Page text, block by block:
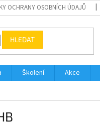
OCHRANY OSOBNÍCH ÚDAJŮ
HLEDAT
Školení Akce